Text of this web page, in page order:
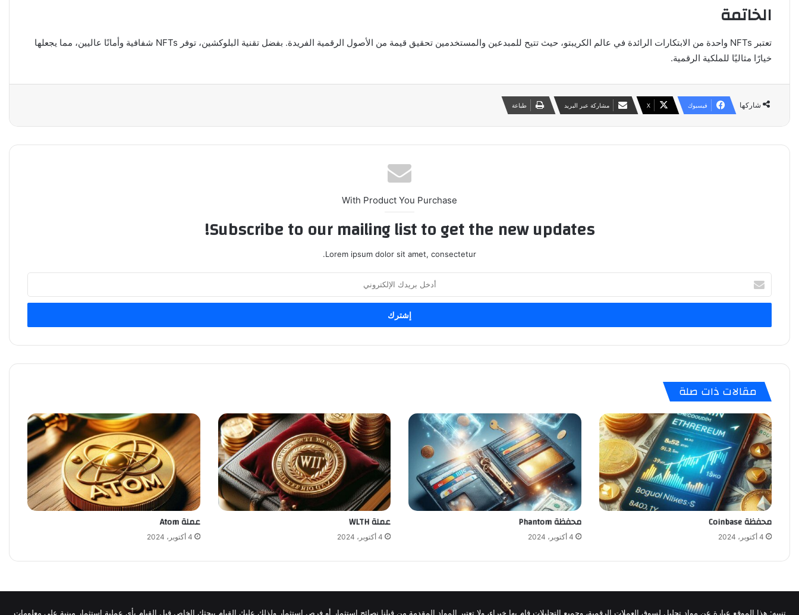
الخاتمة
تعتبر NFTs واحدة من الابتكارات الرائدة في عالم الكريبتو، حيث تتيح للمبدعين والمستخدمين تحقيق قيمة من الأصول الرقمية الفريدة. بفضل تقنية البلوكشين، توفر NFTs شفافية وأمانًا عاليين، مما يجعلها
خيارًا مثاليًا للملكية الرقمية.
شاركها فيسبوك ‫X مشاركة عبر البريد طباعة
With Product You Purchase
Subscribe to our mailing list to get the new updates!
Lorem ipsum dolor sit amet, consectetur.
بريدك
الإلكتروني
مقالات ذات صلة
محفظة Coinbase
4 أكتوبر، 2024
محفظة Phantom
4 أكتوبر، 2024
عملة WLTH
4 أكتوبر، 2024
عملة Atom
4 أكتوبر، 2024
تنبيه: هذا الموقع عبارة عن مواد تحليل لسوق العملات الرقمية، وجميع التحليلات قام بها خبراء، ولا تعتبر المواد المقدمة من قبلنا نصائح استثمار أو فرص استثمار ولذلك عليك القيام ببحثك الخاص قبل القيام بأي عملية استثمار مبنية على معلومات